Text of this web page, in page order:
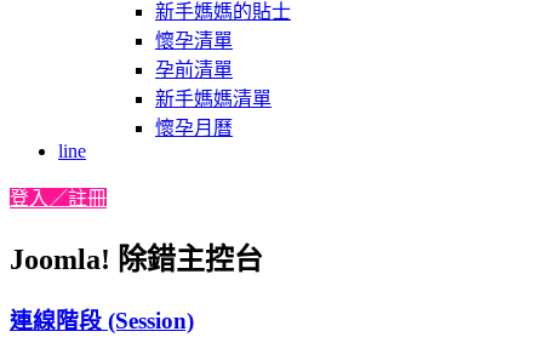
新手媽媽的貼士
懷孕清單
孕前清單
新手媽媽清單
懷孕月曆
line
登入／註冊
Joomla! 除錯主控台
連線階段 (Session)